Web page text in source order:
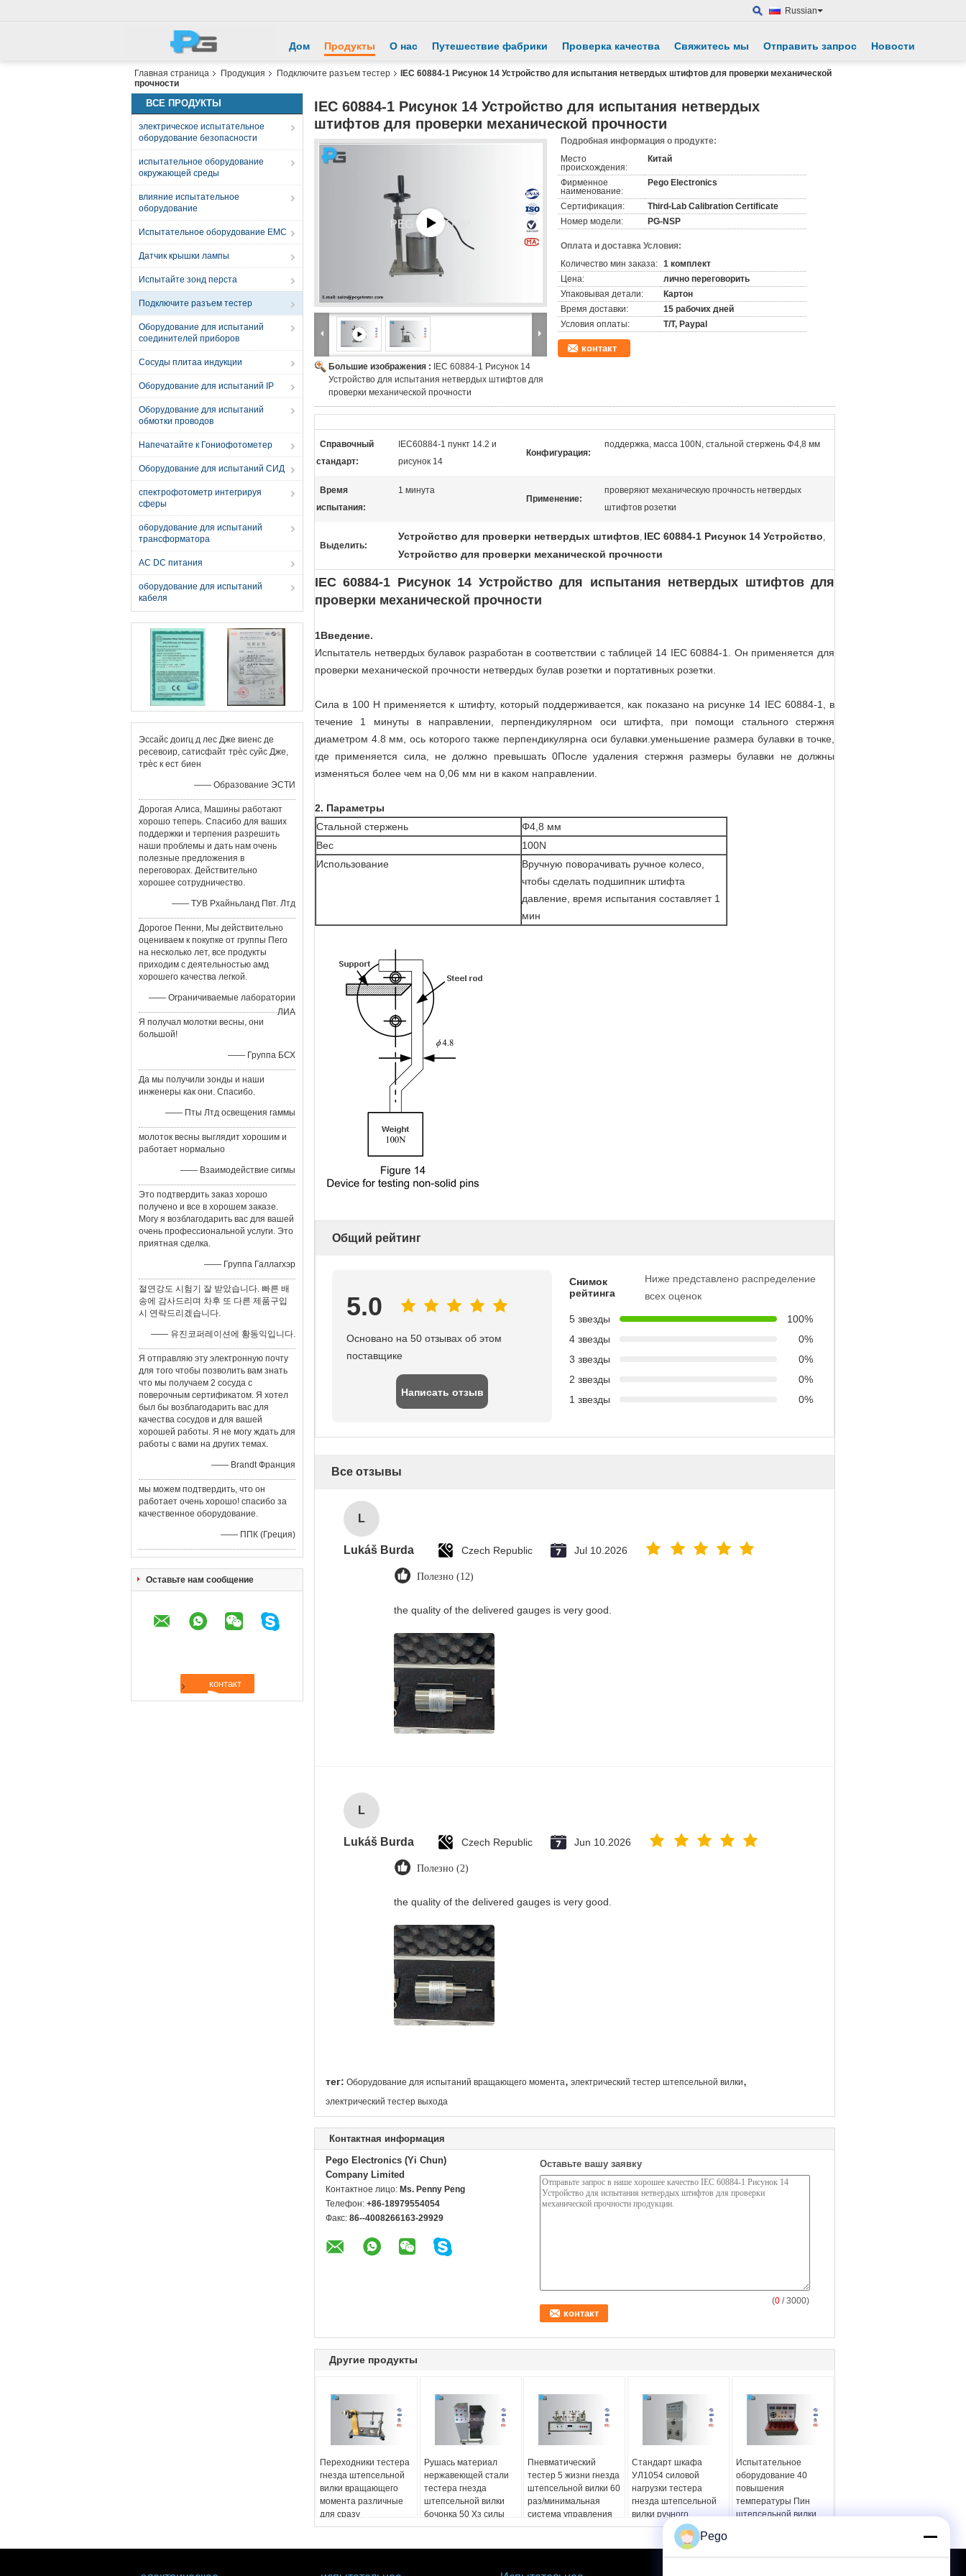
Russian
Дом Продукты О нас Путешествие фабрики Проверка качества Свяжитесь мы Отправить запрос Новости
Главная страница Продукция Подключите разъем тестер
IEC 60884-1 Рисунок 14 Устройство для испытания нетвердых штифтов для проверки механической
прочности
ВСЕ ПРОДУКТЫ
электрическое испытательное
оборудование безопасности
испытательное оборудование
окружающей среды
влияние испытательное
оборудование
Испытательное оборудование EMC
Датчик крышки лампы
Испытайте зонд перста
Подключите разъем тестер
Оборудование для испытаний
соединителей приборов
Сосуды плитаа индукции
Оборудование для испытаний IP
Оборудование для испытаний
обмотки проводов
Напечатайте к Гониофотометер
Оборудование для испытаний СИД
спектрофотометр интегрируя
сферы
оборудование для испытаний
трансформатора
AC DC питания
оборудование для испытаний
кабеля
Эссайс доигц д лес Дже виенс де
ресевоир, сатисфайт трèс суйс Дже,
трèс к ест биен
—— Образование ЭСТИ
Дорогая Алиса, Машины работают
хорошо теперь. Спасибо для ваших
поддержки и терпения разрешить
наши проблемы и дать нам очень
полезные предложения в
переговорах. Действительно
хорошее сотрудничество.
—— ТУВ Рхайньланд Пвт. Лтд
Дорогое Пенни, Мы действительно
оцениваем к покупке от группы Пего
на несколько лет, все продукты
приходим с деятельностью амд
хорошего качества легкой.
—— Ограничиваемые лаборатории
ЛИА
Я получал молотки весны, они
большой!
—— Группа БСХ
Да мы получили зонды и наши
инженеры как они. Спасибо.
—— Пты Лтд освещения гаммы
молоток весны выглядит хорошим и
работает нормально
—— Взаимодействие сигмы
Это подтвердить заказ хорошо
получено и все в хорошем заказе.
Могу я возблагодарить вас для вашей
очень профессиональной услуги. Это
приятная сделка.
—— Группа Галлагхэр
절연강도 시험기 잘 받았습니다. 빠른 배
송에 감사드리며 차후 또 다른 제품구입
시 연락드리겠습니다.
—— 유진코퍼레이션에 황동익입니다.
Я отправляю эту электронную почту
для того чтобы позволить вам знать
что мы получаем 2 сосуда с
поверочным сертификатом. Я хотел
был бы возблагодарить вас для
качества сосудов и для вашей
хорошей работы. Я не могу ждать для
работы с вами на других темах.
—— Brandt Франция
мы можем подтвердить, что он
работает очень хорошо! спасибо за
качественное оборудование.
—— ППК (Греция)
Оставьте нам сообщение
IEC 60884-1 Рисунок 14 Устройство для испытания нетвердых
штифтов для проверки механической прочности
Большие изображения :
IEC 60884-1 Рисунок 14
Устройство для испытания нетвердых штифтов для
проверки механической прочности
Подробная информация о продукте:
Место
происхождения:
Китай
Фирменное
наименование:
Pego Electronics
Сертификация:
Third-Lab Calibration Certificate
Номер модели:
PG-NSP
Оплата и доставка Условия:
Количество мин заказа: 1 комплект
Цена:
лично переговорить
Упаковывая детали:
Картон
Время доставки:
15 рабочих дней
Условия оплаты:
T/T, Paypal
контакт
Справочный
стандарт:
IEC60884-1 пункт 14.2 и
рисунок 14
Конфигурация:
поддержка, масса 100N, стальной стержень Φ4,8 мм
Время
испытания:
1 минута
Применение:
проверяют механическую прочность нетвердых
штифтов розетки
Выделить:
Устройство для проверки нетвердых штифтов, IEC 60884-1 Рисунок 14 Устройство,
Устройство для проверки механической прочности
IEC 60884-1 Рисунок 14 Устройство для испытания нетвердых штифтов для
проверки механической прочности
1Введение.
Испытатель нетвердых булавок разработан в соответствии с таблицей 14 IEC 60884-1. Он применяется для
проверки механической прочности нетвердых булав розетки и портативных розетки.
Сила в 100 Н применяется к штифту, который поддерживается, как показано на рисунке 14 IEC 60884-1, в
течение 1 минуты в направлении, перпендикулярном оси штифта, при помощи стального стержня
диаметром 4.8 мм, ось которого также перпендикулярна оси булавки.уменьшение размера булавки в точке,
где применяется сила, не должно превышать 0После удаления стержня размеры булавки не должны
изменяться более чем на 0,06 мм ни в каком направлении.
2. Параметры
Стальной стержень
Φ4,8 мм
Вес
100N
Использование
Вручную поворачивать ручное колесо,
чтобы сделать подшипник штифта
давление, время испытания составляет 1
мин
Общий рейтинг
5.0
Основано на 50 отзывах об этом
поставщике
Написать отзыв
Снимок
рейтинга
Ниже представлено распределение
всех оценок
5 звезды
100%
4 звезды
0%
3 звезды
0%
2 звезды
0%
1 звезды
0%
Все отзывы
L
Lukáš Burda Czech Republic Jul 10.2026
Полезно (12)
the quality of the delivered gauges is very good.
L
Lukáš Burda Czech Republic Jun 10.2026
Полезно (2)
the quality of the delivered gauges is very good.
тег: Оборудование для испытаний вращающего момента, электрический тестер штепсельной вилки,
электрический тестер выхода
Контактная информация
Pego Electronics (Yi Chun)
Company Limited
Контактное лицо: Ms. Penny Peng
Телефон: +86-18979554054
Факс: 86--4008266163-29929
Оставьте вашу заявку
(0 / 3000)
Другие продукты
Переходники тестера
гнезда штепсельной
вилки вращающего
момента различные
для сразу
вставляемого
Рушась материал
нержавеющей стали
тестера гнезда
штепсельной вилки
бочонка 50 Хз силы
Пневматический
тестер 5 жизни гнезда
штепсельной вилки 60
раз/минимальная
система управления
ПЛК
Стандарт шкафа
УЛ1054 силовой
нагрузки тестера
гнезда штепсельной
вилки ручного
контроля
вертикальный
Испытательное
оборудование 40
повышения
температуры Пин
штепсельной вилки
Pego